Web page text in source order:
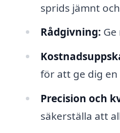
sprids jämnt
Rådgivning:
för att ge dig
Precision och
säkerställa att